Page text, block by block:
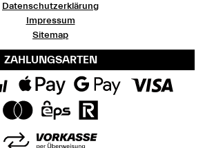
Datenschutzerklärung
Impressum
Sitemap
ZAHLUNGSARTEN